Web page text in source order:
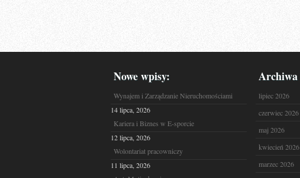
Nowe wpisy:
Wynajem i Zarządzanie Nieruchomościami
14 lipca, 2026
Kariera i Biznes w E-sporcie
12 lipca, 2026
Wolontariat pracowniczy
11 lipca, 2026
Archiwa
lipiec 2026
czerwiec 2026
maj 2026
kwiecień 2026
marzec 2026